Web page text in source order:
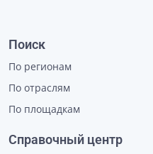
Поиск
По регионам
По отраслям
По площадкам
Справочный центр